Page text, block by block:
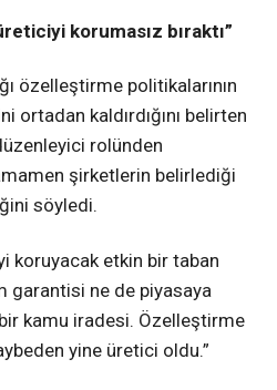
korumasız bıraktı”
özelleştirme politikalarının
ortadan kaldırdığını belirten
rolünden
şirketlerin belirlediği
söyledi.
koruyacak etkin bir taban
garantisi ne de piyasaya
kamu iradesi. Özelleştirme
yine üretici oldu.”